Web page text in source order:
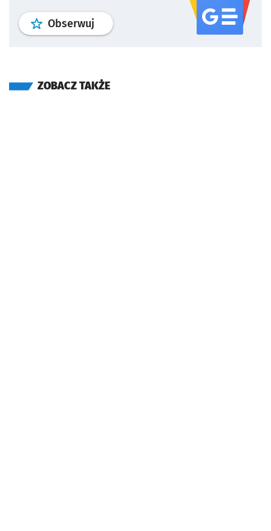
Obserwuj profil serwisu
ZOBACZ TAKŻE